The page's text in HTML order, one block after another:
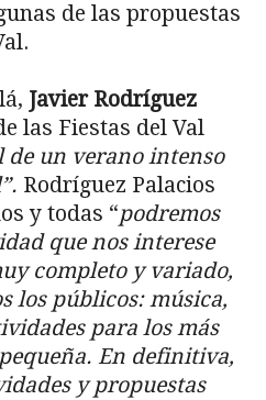
de las propuestas
Javier Rodríguez
las Fiestas del Val
un verano intenso
Rodríguez Palacios
y todas “podremos
que nos interese
completo y variado,
los públicos: música,
para los más
En definitiva,
y propuestas